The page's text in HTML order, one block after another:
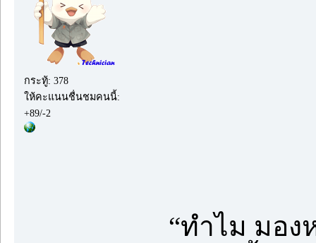
กระทู้: 378
ให้คะแนนชื่นชมคนนี้:
+89/-2
“ทำไม มอ